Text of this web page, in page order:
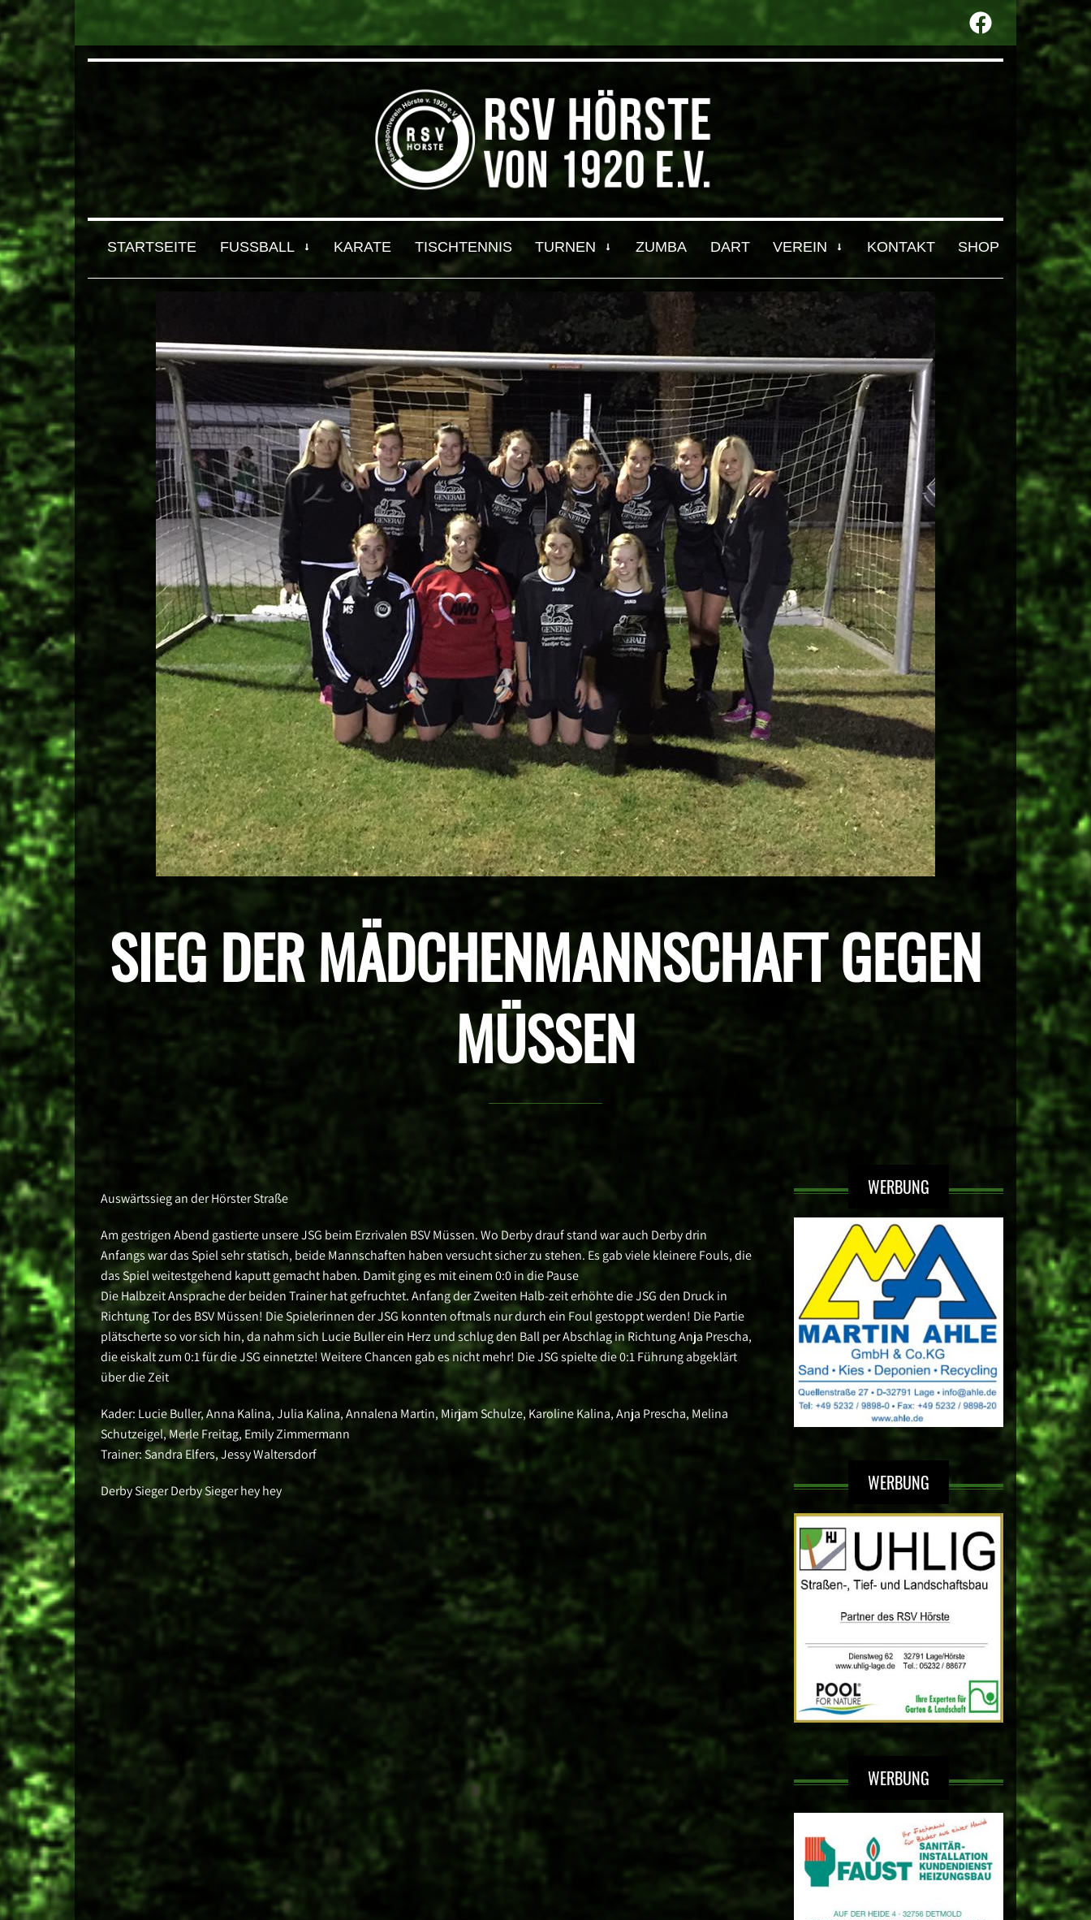
STARTSEITE FUSSBALL KARATE TISCHTENNIS TURNEN ZUMBA DART VEREIN KONTAKT SHOP
SIEG DER MÄDCHENMANNSCHAFT GEGEN
MÜSSEN
Auswärtssieg an der Hörster Straße
Am gestrigen Abend gastierte unsere JSG beim Erzrivalen BSV Müssen. Wo Derby drauf stand war auch Derby drin
Anfangs war das Spiel sehr statisch, beide Mannschaften haben versucht sicher zu stehen. Es gab viele kleinere Fouls, die
das Spiel weitestgehend kaputt gemacht haben. Damit ging es mit einem 0:0 in die Pause
Die Halbzeit Ansprache der beiden Trainer hat gefruchtet. Anfang der Zweiten Halb-zeit erhöhte die JSG den Druck in
Richtung Tor des BSV Müssen! Die Spielerinnen der JSG konnten oftmals nur durch ein Foul gestoppt werden! Die Partie
plätscherte so vor sich hin, da nahm sich Lucie Buller ein Herz und schlug den Ball per Abschlag in Richtung Anja Prescha,
die eiskalt zum 0:1 für die JSG einnetzte! Weitere Chancen gab es nicht mehr! Die JSG spielte die 0:1 Führung abgeklärt
über die Zeit
Kader: Lucie Buller, Anna Kalina, Julia Kalina, Annalena Martin, Mirjam Schulze, Karoline Kalina, Anja Prescha, Melina
Schutzeigel, Merle Freitag, Emily Zimmermann
Trainer: Sandra Elfers, Jessy Waltersdorf
Derby Sieger Derby Sieger hey hey
WERBUNG
WERBUNG
WERBUNG